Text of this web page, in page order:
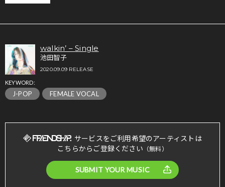
walkin’ – Single
池田智子
2020.09.09 RELEASE
KEYWORD:
J-POP FEMALE VOCAL
サービスをご利用希望のアーティストは
こちらからご登録ください （無料）
SUBMIT YOUR MUSIC